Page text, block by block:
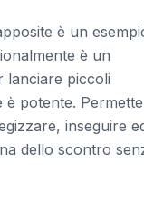
è un
è un
lanciare piccoli
è potente.
inseguire
dello scontro